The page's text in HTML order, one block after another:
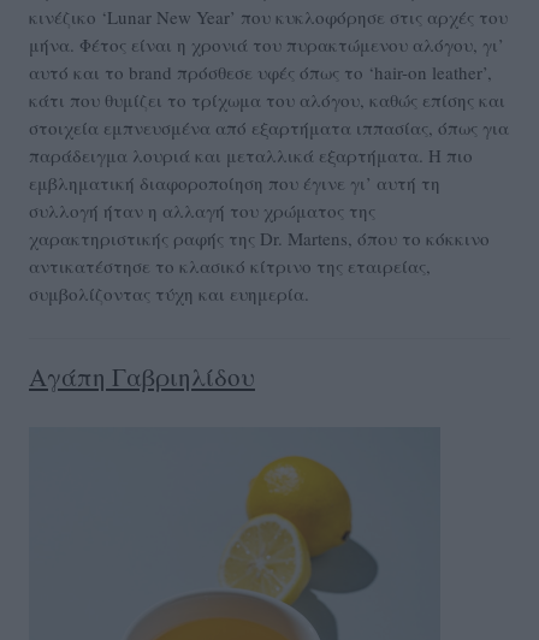
κινέζικο ‘Lunar New Year’ που κυκλοφόρησε στις αρχές του
μήνα. Φέτος είναι η χρονιά του πυρακτώμενου αλόγου, γι’
αυτό και το brand πρόσθεσε υφές όπως το ‘hair-on leather’,
κάτι που θυμίζει το τρίχωμα του αλόγου, καθώς επίσης και
στοιχεία εμπνευσμένα από εξαρτήματα ιππασίας, όπως για
παράδειγμα λουριά και μεταλλικά εξαρτήματα. Η πιο
εμβληματική διαφοροποίηση που έγινε γι’ αυτή τη
συλλογή ήταν η αλλαγή του χρώματος της
χαρακτηριστικής ραφής της Dr. Martens, όπου το κόκκινο
αντικατέστησε το κλασικό κίτρινο της εταιρείας,
συμβολίζοντας τύχη και ευημερία.
Αγάπη Γαβριηλίδου